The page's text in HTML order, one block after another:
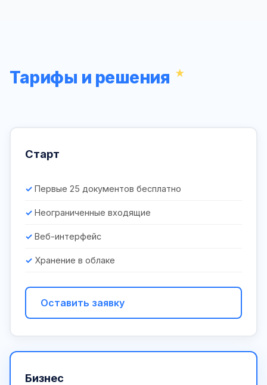
Тарифы и решения
Старт
Первые 25 документов бесплатно
Неограниченные входящие
Веб-интерфейс
Хранение в облаке
Оставить заявку
Бизнес